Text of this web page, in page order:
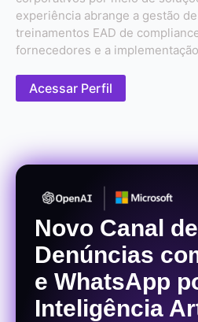
experiência abrange a gestão
treinamentos EAD de
fornecedores e a
Acessar Perfil
Novo Canal de
Denúncias
e WhatsApp
Inteligência